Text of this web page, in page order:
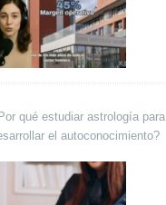
qué estudiar astrología para
el autoconocimiento?